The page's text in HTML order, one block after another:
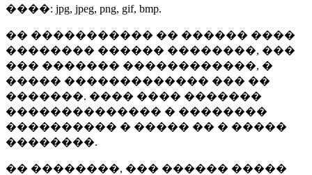
����: jpg, jpeg, png, gif, bmp.
�� ����������� �� ������ ����
�������� ������ ��������, ���
��� ������� ������������, �
����� ������������� ��� ��
�������. ���� ���� �������
�������������� � ��������
���������� � ����� �� � �����
��������.
�� ��������, ��� ������ �����